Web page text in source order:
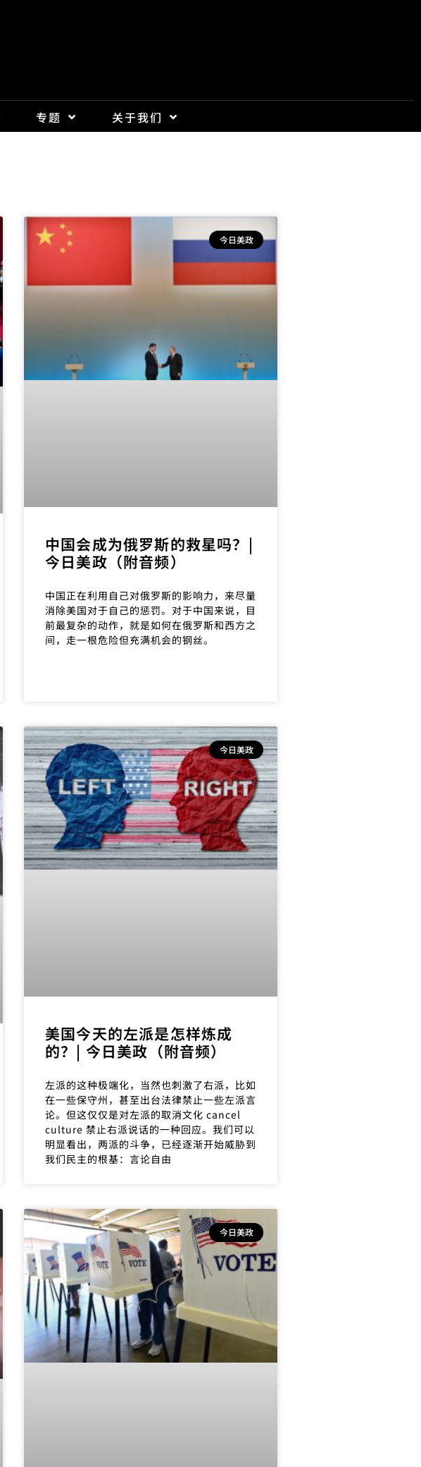
专题 关于我们
今日美政
中国会成为俄罗斯的救星吗？|
今日美政（附音频）
中国正在利用自己对俄罗斯的影响力，来尽量
消除美国对于自己的惩罚。对于中国来说，目
前最复杂的动作，就是如何在俄罗斯和西方之
间，走一根危险但充满机会的钢丝。
今日美政
美国今天的左派是怎样炼成
的？| 今日美政（附音频）
左派的这种极端化，当然也刺激了右派，比如
在一些保守州，甚至出台法律禁止一些左派言
论。但这仅仅是对左派的取消文化 cancel
culture 禁止右派说话的一种回应。我们可以
明显看出，两派的斗争，已经逐渐开始威胁到
我们民主的根基：言论自由
今日美政